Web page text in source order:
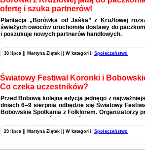
ofertę i szuka partnerów!
Plantacja „Borówka od Jaśka” z Krużlowej
świeżych owoców uruchomiła dostawy do
i poszukuje nowych partnerów handlowych.
30 lipca || Martyna Ziętek || W kategorii: Społeczeństwo
Światowy Festiwal Koronki i
Co czeka uczestników?
Przed Bobową kolejna edycja jednego z
dniach 6–9 sierpnia odbędzie się Światowy
Bobowskie Spotkania z Folklorem. Organizatorzy
wystaw, warsztatów i pokazów.
29 lipca || Martyna Ziętek || W kategorii: Społeczeństwo